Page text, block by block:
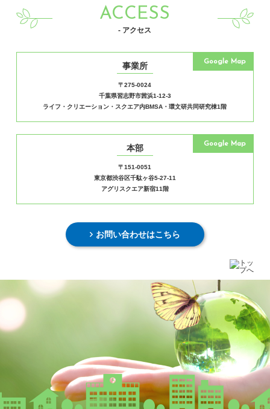
ACCESS
- アクセス
事業所
〒275-0024
千葉県習志野市茜浜1-12-3
ライフ・クリエーション・スクエア内BMSA・環文研共同研究棟1階
Google Map
本部
〒151-0051
東京都渋谷区千駄ヶ谷5-27-11
アグリスクエア新宿11階
Google Map
お問い合わせはこちら